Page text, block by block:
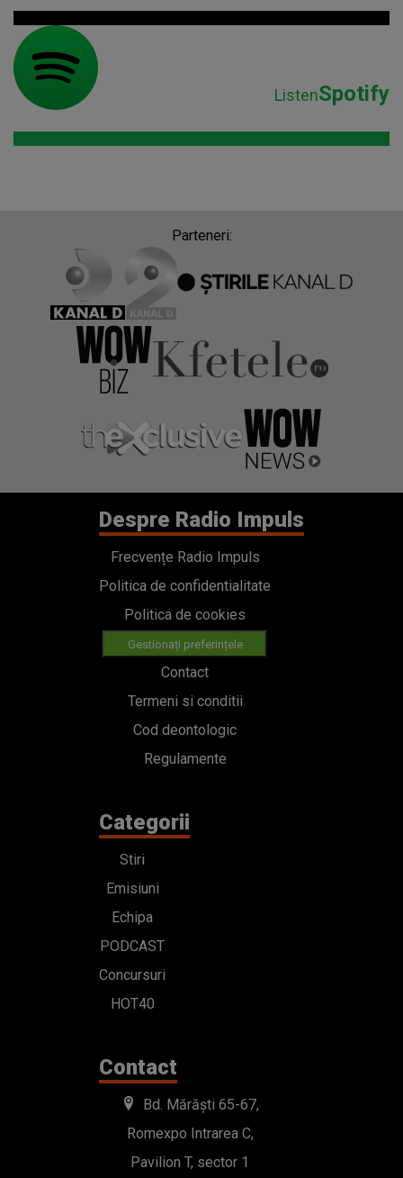
ListenSpotify
Parteneri:
Despre Radio Impuls
Frecvențe Radio Impuls
Politica de confidentialitate
Politica de cookies
Gestionați preferințele
Contact
Termeni si conditii
Cod deontologic
Regulamente
Categorii
Stiri
Emisiuni
Echipa
PODCAST
Concursuri
HOT40
Contact
Bd. Mărăști 65-67,
Romexpo Intrarea C,
Pavilion T, sector 1